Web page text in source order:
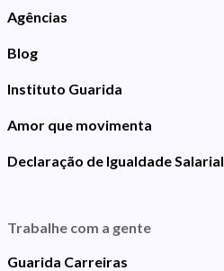
Agências
Blog
Instituto Guarida
Amor que movimenta
Declaração de Igualdade Salarial
Trabalhe com a gente
Guarida Carreiras